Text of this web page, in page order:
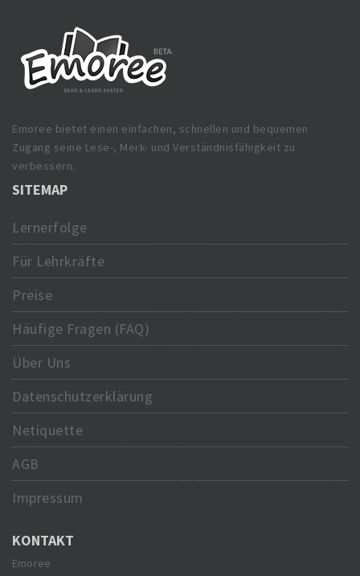
Emoree bietet einen einfachen, schnellen und bequemen
Zugang seine Lese-, Merk- und Verständnisfähigkeit zu
verbessern.
SITEMAP
Lernerfolge
Für Lehrkräfte
Preise
Häufige Fragen (FAQ)
Über Uns
Datenschutzerklärung
Netiquette
AGB
Impressum
KONTAKT
Emoree